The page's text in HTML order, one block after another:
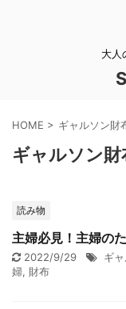
大人
HOME > ギャルソン財
ギャルソン財
読み物
主婦必見！主婦の
2022/9/29 ギ
婦, 財布